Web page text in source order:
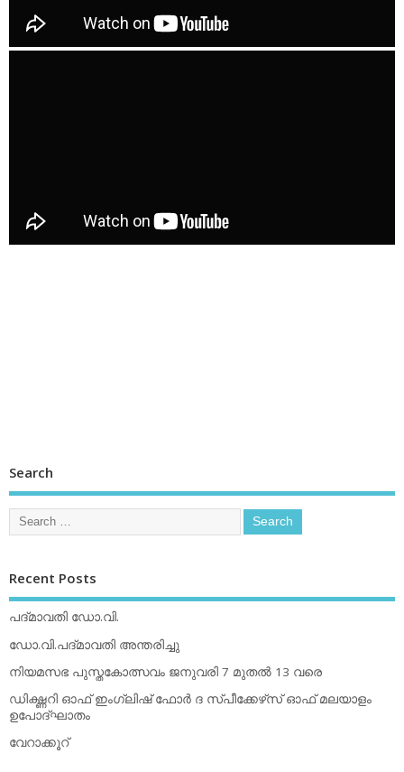
Search
Recent Posts
പദ്മാവതി ഡോ.വി.
ഡോ.വി.പദ്മാവതി അന്തരിച്ചു
നിയമസഭ പുസ്തകോത്സവം ജനുവരി 7 മുതല്‍ 13 വരെ
ഡിക്ഷ്ണറി ഓഫ് ഇംഗ്ലിഷ് ഫോര്‍ ദ സ്പീക്കേഴ്‌സ് ഓഫ് മലയാളം
ഉപോദ്ഘാതം
വേറാക്കൂറ്